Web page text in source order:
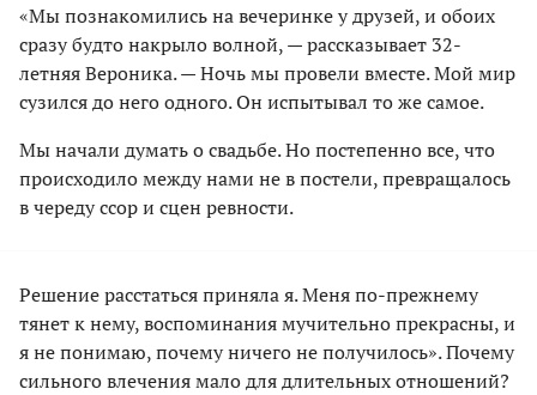
«Мы познакомились на вечеринке у друзей, и обоих
сразу будто накрыло волной, — рассказывает 32-
летняя Вероника. — Ночь мы провели вместе. Мой мир
сузился до него одного. Он испытывал то же самое.
Мы начали думать о свадьбе. Но постепенно все, что
происходило между нами не в постели, превращалось
в череду ссор и сцен ревности.
Решение расстаться приняла я. Меня по-прежнему
тянет к нему, воспоминания мучительно прекрасны, и
я не понимаю, почему ничего не получилось». Почему
сильного влечения мало для длительных отношений?